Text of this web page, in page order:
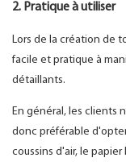
2. Pratique à utiliser
Lors de la création de
facile et pratique à
détaillants.
En général, les clients
donc préférable
coussins d'air, le papier